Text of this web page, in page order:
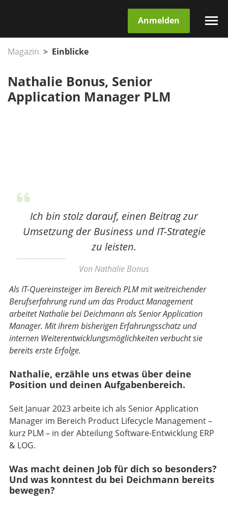
Anmelden
Magazin Einblicke
Nathalie Bonus, Senior
Application Manager PLM
Ich bin stolz darauf, einen Beitrag zur
Umsetzung der Business und IT-Strategie
zu leisten.
Von Nathalie Bonus
Als IT-Quereinsteiger im Bereich PLM mit weitreichender
Berufserfahrung rund um das Product Management
arbeitet Nathalie bei Deichmann als Senior Application
Manager. Mit ihrem bisherigen Erfahrungsschatz und
internen Weiterentwicklungsmöglichkeiten verbucht sie
bereits erste Erfolge.
Nathalie, erzähle uns etwas über deine
Position und deinen Aufgabenbereich.
Seit Januar 2023 arbeite ich als Senior Application
Manager im Bereich Product Lifecycle Management –
kurz PLM – in der Abteilung Software-Entwicklung ERP
& LOG.
Was macht deinen Job für dich so besonders?
Und was konntest du bei Deichmann bereits
bewegen?